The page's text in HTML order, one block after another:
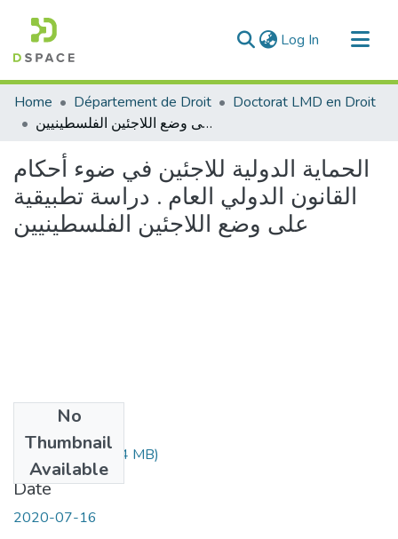
Log In (current)
Communities & Collections
All of DSpace
Statistics
Home Département de Droit
Doctorat LMD en Droit
الحماية الدولية للاجئين في ضوء أحكام القانون الدولي العام . دراسة تطبيقية على وضع اللاجئين الفلسطينيين
الحماية الدولية للاجئين في ضوء أحكام
القانون الدولي العام . دراسة تطبيقية
على وضع اللاجئين الفلسطينيين
No
Thumbnail
Available
Dalioua.pdf(123.4 MB)
Date
2020-07-16